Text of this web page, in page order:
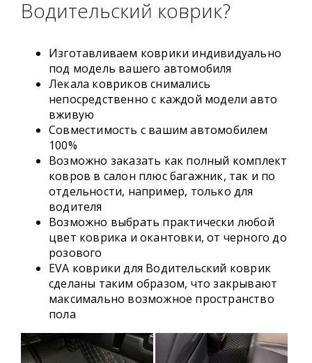
Водительский коврик?
Изготавливаем коврики индивидуально
под модель вашего автомобиля
Лекала ковриков снимались
непосредственно с каждой модели авто
вживую
Совместимость с вашим автомобилем
100%
Возможно заказать как полный комплект
ковров в салон плюс багажник, так и по
отдельности, например, только для
водителя
Возможно выбрать практически любой
цвет коврика и окантовки, от черного до
розового
EVA коврики для Водительский коврик
сделаны таким образом, что закрывают
максимально возможное пространство
пола